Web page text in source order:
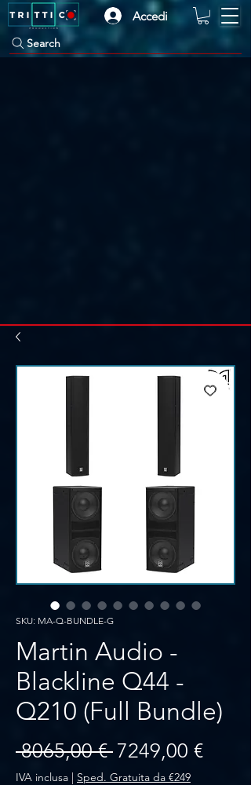
Accedi
Search
SKU: MA-Q-BUNDLE-G
Martin Audio -
Blackline Q44 -
Q210 (Full Bundle)
8065,00 € Prezzo regolare
7249,00 €
IVA inclusa | Sped. Gratuita da €249